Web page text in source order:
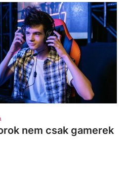
nem csak gamerek